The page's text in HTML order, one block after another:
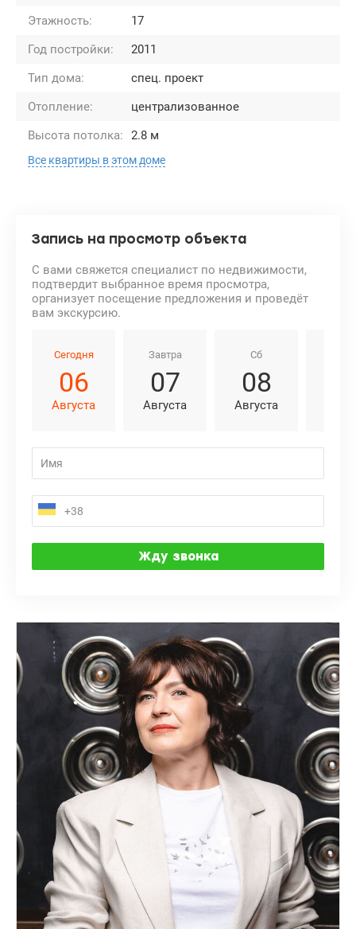
Этажность:
17
Год постройки:
2011
Тип дома:
спец. проект
Отопление:
централизованное
Высота потолка:
2.8 м
Все квартиры в этом доме
Запись на просмотр объекта
С вами свяжется специалист по недвижимости,
подтвердит выбранное время просмотра,
организует посещение предложения и проведёт
вам экскурсию.
Сегодня
06
Августа
Завтра
07
Августа
Сб
08
Августа